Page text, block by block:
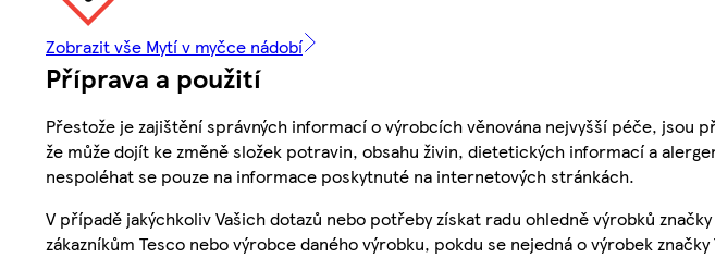
Zobrazit vše Mytí v myčce nádobí
Příprava a použití
Přestože je zajištění správných informací o výrobcích věnována nejvyšší péče, jsou
že může dojít ke změně složek potravin, obsahu živin, dietetických informací a
nespoléhat se pouze na informace poskytnuté na internetových stránkách.
V případě jakýchkoliv Vašich dotazů nebo potřeby získat radu ohledně výrobků
zákazníkům Tesco nebo výrobce daného výrobku, pokdu se nejedná o výrobek značky